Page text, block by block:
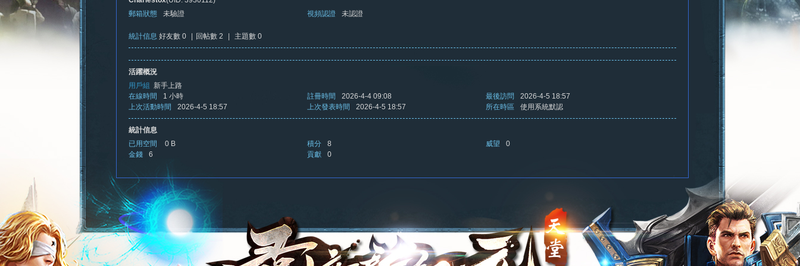
新
郵箱狀態
未驗證 視頻認證 未認證
統計信息 好友數 0 回帖數 2 主題數 0
活躍概況
用戶組
新手上路
在線時間
1 小時 註冊時間 2026-4-4 09:08 最後訪問
2026-4-5 18:57
上次活動時間
2026-4-5 18:57 上次發表時間 2026-4-5 18:57 所在時區 使用系統默認
統計信息
已用空間
0 B 積分 8 威望
0
金錢
6 貢獻 0